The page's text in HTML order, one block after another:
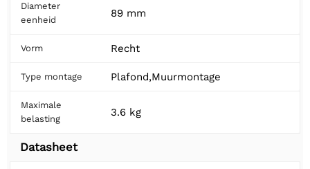
Diameter
eenheid
89 mm
Vorm Recht
Type montage Plafond,Muurmontage
Maximale
belasting
3.6 kg
Datasheet